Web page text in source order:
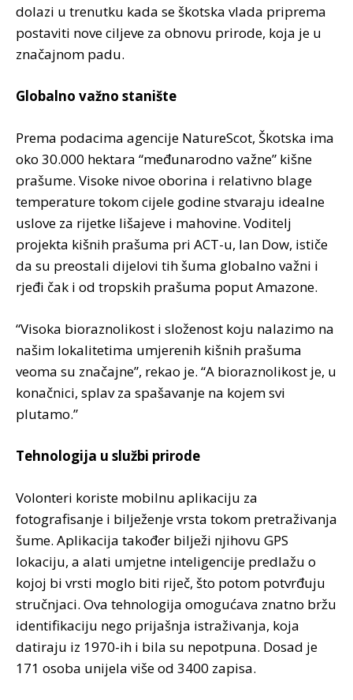
dolazi u trenutku kada se škotska vlada priprema
postaviti nove ciljeve za obnovu prirode, koja je u
značajnom padu.
Globalno važno stanište
Prema podacima agencije NatureScot, Škotska ima
oko 30.000 hektara “međunarodno važne” kišne
prašume. Visoke nivoe oborina i relativno blage
temperature tokom cijele godine stvaraju idealne
uslove za rijetke lišajeve i mahovine. Voditelj
projekta kišnih prašuma pri ACT-u, Ian Dow, ističe
da su preostali dijelovi tih šuma globalno važni i
rjeđi čak i od tropskih prašuma poput Amazone.
“Visoka bioraznolikost i složenost koju nalazimo na
našim lokalitetima umjerenih kišnih prašuma
veoma su značajne”, rekao je. “A bioraznolikost je, u
konačnici, splav za spašavanje na kojem svi
plutamo.”
Tehnologija u službi prirode
Volonteri koriste mobilnu aplikaciju za
fotografisanje i bilježenje vrsta tokom pretraživanja
šume. Aplikacija također bilježi njihovu GPS
lokaciju, a alati umjetne inteligencije predlažu o
kojoj bi vrsti moglo biti riječ, što potom potvrđuju
stručnjaci. Ova tehnologija omogućava znatno bržu
identifikaciju nego prijašnja istraživanja, koja
datiraju iz 1970-ih i bila su nepotpuna. Dosad je
171 osoba unijela više od 3400 zapisa.